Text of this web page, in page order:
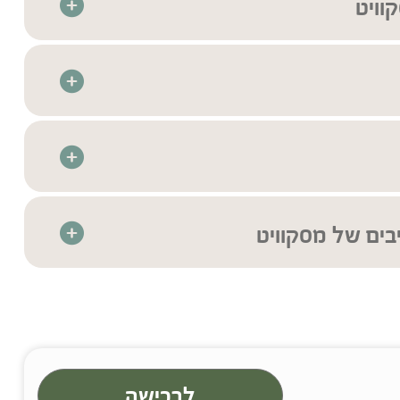
בדיקות איכות בהתאם לתקנים המחמירים ביותר בכדי
תוספת סוכר או ממתיקים מלאכותיים
בני ברק
של מסקוויט